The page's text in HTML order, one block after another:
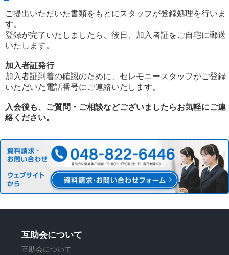
ご提出いただいた書類をもとにスタッフが登録処理を行いま
す。
登録が完了いたしましたら、後日、加入者証をご自宅に郵送
いたします。
加入者証発行
加入者証到着の確認のために、セレモニースタッフがご登録
いただいた電話番号にご連絡いたします。
入会後も、ご質問・ご相談などございましたらお気軽にご連
絡ください。
互助会について
互助会について